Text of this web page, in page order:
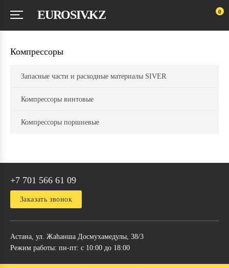
EUROSIV.KZ 0
Компрессоры
Запасные части и расходные материалы SIVER
Компрессоры винтовые
Компрессоры поршневые
+7 701 566 61 09
Заказать звонок
Астана, ул. Жаhанша Досмухамедулы, 38/3
Режим работы: пн-пт: с 10:00 до 18:00